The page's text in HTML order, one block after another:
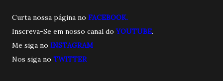
Curta nossa página no FACEBOOK.
Inscreva-Se em nosso canal do YOUTUBE.
Me siga no INSTAGRAM
Nos siga no TWITTER